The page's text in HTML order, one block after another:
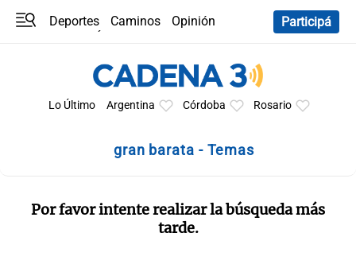
Deportes Caminos
Opinión
Participá
Lo Último Argentina Córdoba Rosario
gran barata - Temas
Por favor intente realizar la búsqueda más
tarde.